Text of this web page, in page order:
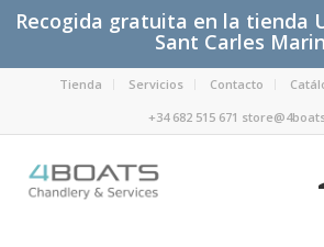
Recogida gratuita en la tienda
Sant Carles
Tienda Servicios Contacto
+34 682 515 671